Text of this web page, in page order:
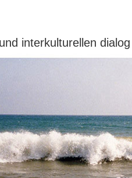
interkulturellen dialog